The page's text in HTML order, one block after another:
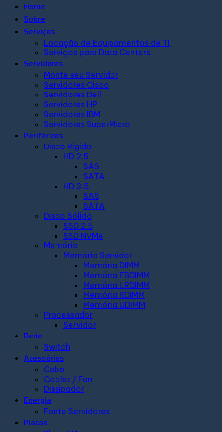
Home
Sobre
Serviços
Locação de Equipamentos de TI
Serviços para Data Centers
Servidores
Monte seu Servidor
Servidores Cisco
Servidores Dell
Servidores HP
Servidores IBM
Servidores SuperMicro
Periféricos
Disco Rígido
HD 2.5
SAS
SATA
HD 3.5
SAS
SATA
Disco Sólido
SSD 2.5
SSD NVMe
Memória
Memória Servidor
Memória DIMM
Memória FBDIMM
Memória LRDIMM
Memória RDIMM
Memória UDIMM
Processador
Servidor
Rede
Switch
Acessórios
Cabo
Cooler / Fan
Dissipador
Energia
Fonte Servidores
Placas